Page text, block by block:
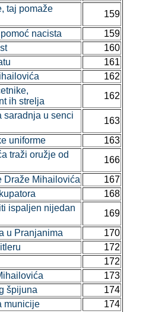
taj pomaže
159
nacista
159
160
161
162
ih strelja
162
saradnja u senci
163
uniforme
163
traži oružje od
166
Draže Mihailovića
167
168
ispaljen nijedan
169
u Pranjanima
170
172
172
173
špijuna
174
municije
174